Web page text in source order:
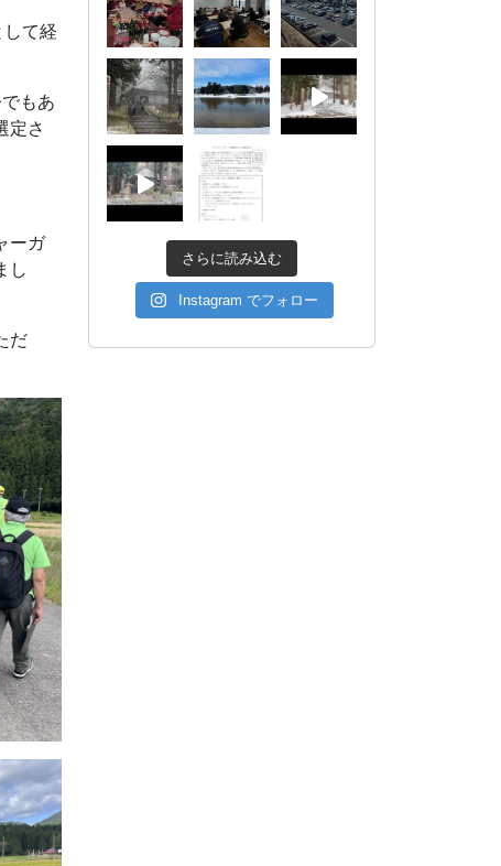
て経
もあ
定さ
ーガ
し
だ
さらに読み込む
Instagram でフォロー